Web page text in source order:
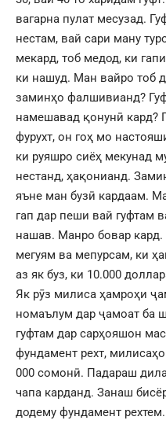
вагарна пулат месузад.
нестам, вай сари ману
мекард, тоб медод, ки
ки нашуд. Ман вайро тоб
заминҳо фалшивианд?
намешавад қонунӣ кард?
фурухт, он гоҳ мо
ки руяшро сиёҳ мекунад
нестанд, ҳақонианд.
яъне ман бузӣ кардаам.
гап дар пеши вай гуфтам
нашав. Манро бовар
мегуям ва мепурсам, ки
аз як буз, ки 10.000
Як рӯз милиса ҳамроҳи
номаълум дар ҷамоат ба
гуфтам дар сарҳояшон
фундамент рехт,
000 сомонӣ. Падараш
чапа карданд. Занаш
додему фундамент рехтем.